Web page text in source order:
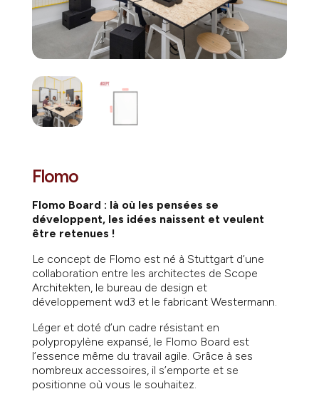
Flomo
Flomo Board : là où les pensées se
développent, les idées naissent et veulent
être retenues !
Le concept de Flomo est né à Stuttgart d’une
collaboration entre les architectes de Scope
Architekten, le bureau de design et
développement wd3 et le fabricant Westermann.
Léger et doté d’un cadre résistant en
polypropylène expansé, le Flomo Board est
l’essence même du travail agile. Grâce à ses
nombreux accessoires, il s’emporte et se
positionne où vous le souhaitez.